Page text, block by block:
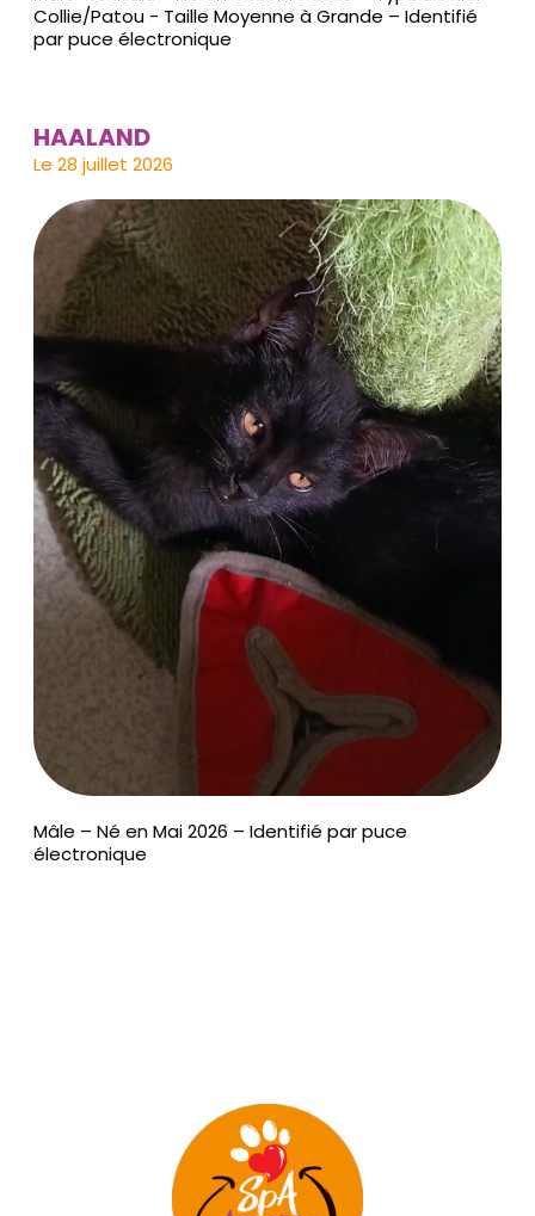
Collie/Patou - Taille Moyenne à Grande – Identifié
par puce électronique
HAALAND
Le 28 juillet 2026
Mâle – Né en Mai 2026 – Identifié par puce
électronique